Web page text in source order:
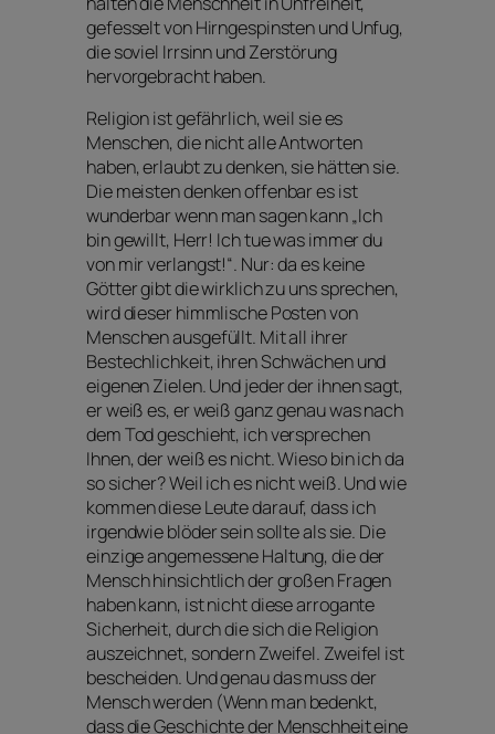
gefesselt von Hirngespinsten und Unfug,
die soviel Irrsinn und Zerstörung
hervorgebracht haben.
Religion ist gefährlich, weil sie es
Menschen, die nicht alle Antworten
haben, erlaubt zu denken, sie hätten sie.
Die meisten denken offenbar es ist
wunderbar wenn man sagen kann „Ich
bin gewillt, Herr! Ich tue was immer du
von mir verlangst!“. Nur: da es keine
Götter gibt die wirklich zu uns sprechen,
wird dieser himmlische Posten von
Menschen ausgefüllt. Mit all ihrer
Bestechlichkeit, ihren Schwächen und
eigenen Zielen. Und jeder der ihnen sagt,
er weiß es, er weiß ganz genau was nach
dem Tod geschieht, ich versprechen
Ihnen, der weiß es nicht. Wieso bin ich da
so sicher? Weil ich es nicht weiß. Und wie
kommen diese Leute darauf, dass ich
irgendwie blöder sein sollte als sie. Die
einzige angemessene Haltung, die der
Mensch hinsichtlich der großen Fragen
haben kann, ist nicht diese arrogante
Sicherheit, durch die sich die Religion
auszeichnet, sondern Zweifel. Zweifel ist
bescheiden. Und genau das muss der
Mensch werden (Wenn man bedenkt,
dass die Geschichte der Menschheit eine